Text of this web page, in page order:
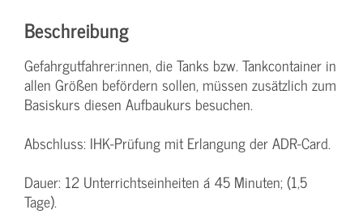
Beschreibung
Gefahrgutfahrer:innen, die Tanks bzw. Tankcontainer in
allen Größen befördern sollen, müssen zusätzlich zum
Basiskurs diesen Aufbaukurs besuchen.
Abschluss: IHK-Prüfung mit Erlangung der ADR-Card.
Dauer: 12 Unterrichtseinheiten á 45 Minuten; (1,5
Tage).